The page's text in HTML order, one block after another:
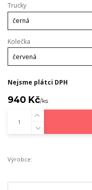
Trucky
Kolečka
Nejsme plátci DPH
940 Kč/ks
Výrobce: